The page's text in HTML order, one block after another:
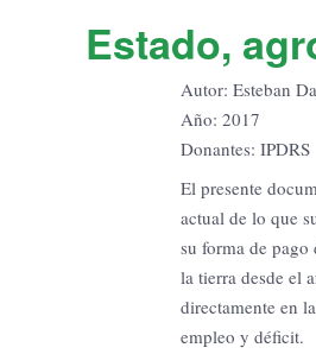
Estado,
Autor: Esteban
Año: 2017
Donantes: IPDRS
El presente
actual de lo que
su forma de
la tierra desde el
directamente en
empleo y déficit.